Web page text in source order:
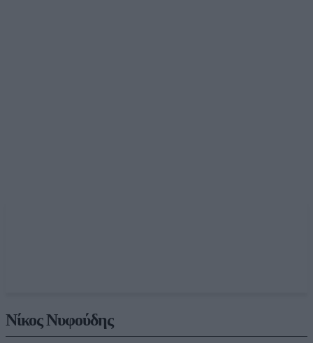
Νίκος Νυφούδης